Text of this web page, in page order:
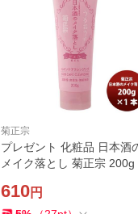
菊正宗
プレゼント 化粧品 日本酒
メイク落とし 菊正宗 200g 1
夏ギフト 暑中見舞い
610円